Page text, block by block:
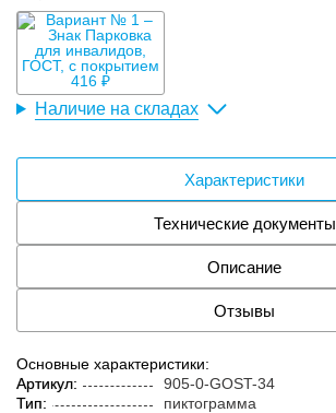
416 ₽
Наличие на складах
Характеристики
Технические документы
Описание
Отзывы
Основные характеристики:
Артикул:
905-0-GOST-34
Тип:
пиктограмма